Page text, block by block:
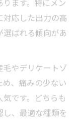
点を解説
ブルの注意点
較
種類と違い
全性を比較
ンタイム
対応した出力の高
ばれる傾向があ
やデリケートゾ
、痛みの少ない
です。どちらも
、最適な種類を